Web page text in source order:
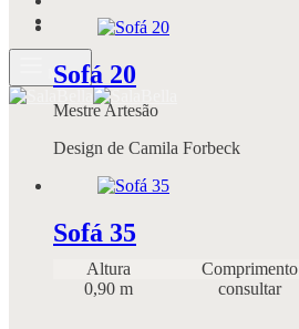
Menu
Sofá 20
Mestre Artesão
Design de Camila Forbeck
Sofá 35
Altura Comprimento
0,90 m
consultar